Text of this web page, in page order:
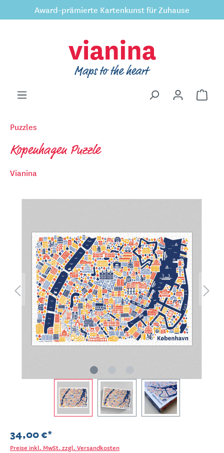
springen
Award-prämierte Kartenkunst für Zuhause
Puzzles
Kopenhagen Puzzle
Vianina
34,00 €*
Preise inkl. MwSt. zzgl. Versandkosten